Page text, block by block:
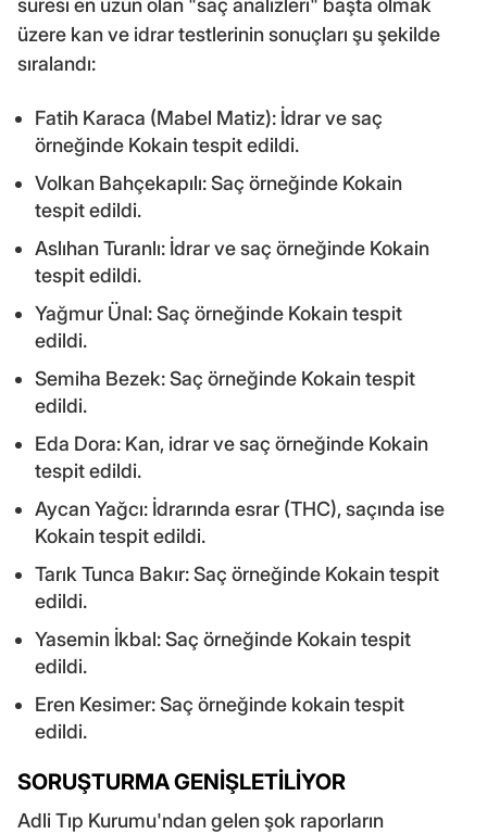
süresi en uzun olan "saç analizleri" başta olmak
üzere kan ve idrar testlerinin sonuçları şu şekilde
sıralandı:
Fatih Karaca (Mabel Matiz): İdrar ve saç
örneğinde Kokain tespit edildi.
Volkan Bahçekapılı: Saç örneğinde Kokain
tespit edildi.
Aslıhan Turanlı: İdrar ve saç örneğinde Kokain
tespit edildi.
Yağmur Ünal: Saç örneğinde Kokain tespit
edildi.
Semiha Bezek: Saç örneğinde Kokain tespit
edildi.
Eda Dora: Kan, idrar ve saç örneğinde Kokain
tespit edildi.
Aycan Yağcı: İdrarında esrar (THC), saçında ise
Kokain tespit edildi.
Tarık Tunca Bakır: Saç örneğinde Kokain tespit
edildi.
Yasemin İkbal: Saç örneğinde Kokain tespit
edildi.
Eren Kesimer: Saç örneğinde kokain tespit
edildi.
SORUŞTURMA GENİŞLETİLİYOR
Adli Tıp Kurumu'ndan gelen şok raporların